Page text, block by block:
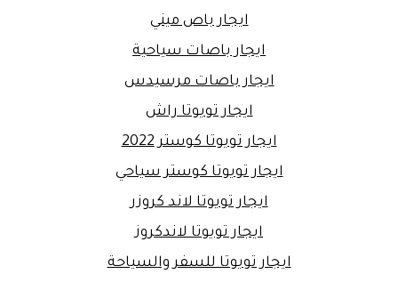
ايجار باص ميني
ايجار باصات سياحية
ايجار باصات مرسيدس
ايجار تويوتا راش
ايجار تويوتا كوستر 2022
ايجار تويوتا كوستر سياحي
ايجار تويوتا لاند كروزر
ايجار تويوتا لاندكروز
ايجار تويوتا للسفر والسياحة